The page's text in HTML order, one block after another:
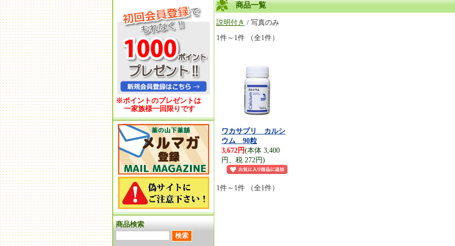
※ポイントのプレゼントは
一家族様一回限りです
商品検索
商品一覧
説明付き / 写真のみ
1件～1件 （全1件）
ワカサプリ カルシ
ウム 90粒
3,672円(本体 3,400
円、税 272円)
1件～1件 （全1件）